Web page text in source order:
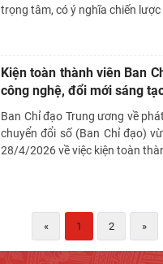
trọng tâm, có ý nghĩa chiến
Kiện toàn thành viên Ban
công nghệ, đổi mới sáng
Ban Chỉ đạo Trung ương về
chuyển đổi số (Ban Chỉ đạo)
28/4/2026 về việc kiện toàn
« 1 2 »